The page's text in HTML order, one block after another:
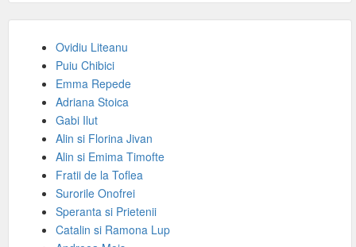
Ovidiu Liteanu
Puiu Chibici
Emma Repede
Adriana Stoica
Gabi Ilut
Alin si Florina Jivan
Alin si Emima Timofte
Fratii de la Toflea
Surorile Onofrei
Speranta si Prietenii
Catalin si Ramona Lup